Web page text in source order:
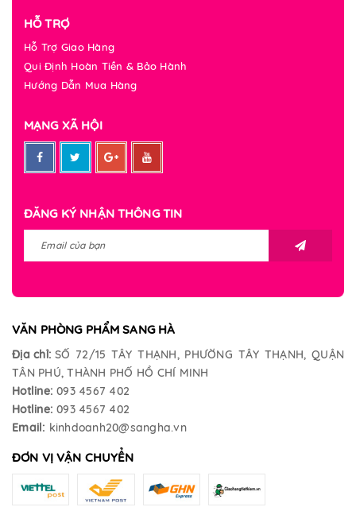
HỖ TRỢ
Hỗ Trợ Giao Hàng
Qui Định Hoàn Tiền & Bảo Hành
Hướng Dẫn Mua Hàng
MẠNG XÃ HỘI
ĐĂNG KÝ NHẬN THÔNG TIN
VĂN PHÒNG PHẨM SANG HÀ
Địa chỉ: SỐ 72/15 TÂY THẠNH, PHƯỜNG TÂY THẠNH, QUẬN
TÂN PHÚ, THÀNH PHỐ HỒ CHÍ MINH
Hotline: 093 4567 402
Hotline: 093 4567 402
Email: kinhdoanh20@sangha.vn
ĐƠN VỊ VẬN CHUYỂN